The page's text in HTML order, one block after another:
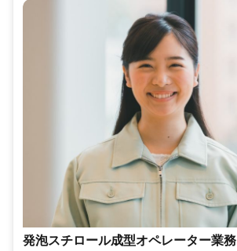
発泡スチロール成型オペレーター業務